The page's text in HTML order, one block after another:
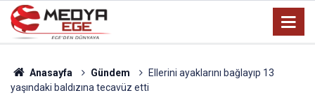
Anasayfa Gündem
Ellerini ayaklarını bağlayıp 13
yaşındaki baldızına tecavüz etti